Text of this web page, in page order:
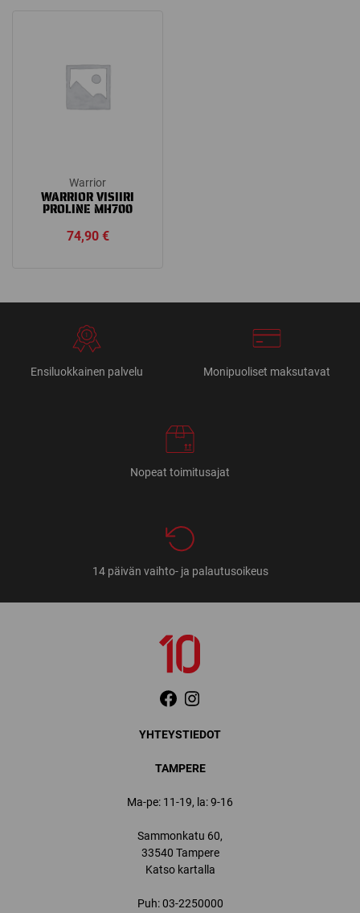
Warrior
WARRIOR VISIIRI
PROLINE MH700
74,90 €
Ensiluokkainen palvelu Monipuoliset maksutavat
Nopeat toimitusajat
14 päivän vaihto- ja palautusoikeus
YHTEYSTIEDOT
TAMPERE
Ma-pe: 11-19, la: 9-16
Sammonkatu 60,
33540 Tampere
Katso kartalla
Puh:03-2250000